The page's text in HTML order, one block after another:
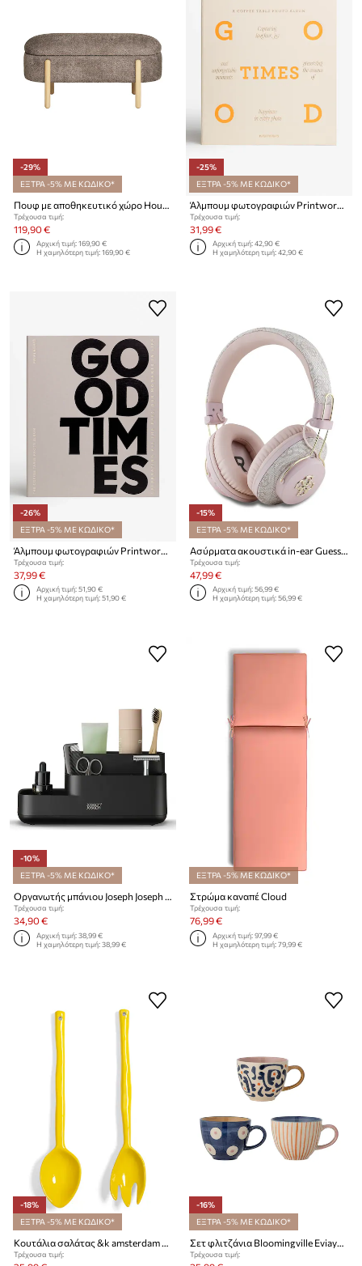
-29%
ΕΞΤΡΑ -5% ΜΕ ΚΩΔΙΚΟ*
Τρέχουσα τιμή:
119,90 €
Αρχική τιμή:169,90 €
Η χαμηλότερη τιμή:169,90 €
-25%
ΕΞΤΡΑ -5% ΜΕ ΚΩΔΙΚΟ*
Τρέχουσα τιμή:
31,99 €
Αρχική τιμή:42,90 €
Η χαμηλότερη τιμή:42,90 €
-26%
ΕΞΤΡΑ -5% ΜΕ ΚΩΔΙΚΟ*
Άλμπουμ φωτογραφιών Printworks Good Times
Τρέχουσα τιμή:
37,99 €
Αρχική τιμή:51,90 €
Η χαμηλότερη τιμή:51,90 €
-15%
ΕΞΤΡΑ -5% ΜΕ ΚΩΔΙΚΟ*
Ασύρματα ακουστικά in-ear Guess Metal 4G Logo
Τρέχουσα τιμή:
47,99 €
Αρχική τιμή:56,99 €
Η χαμηλότερη τιμή:56,99 €
-10%
ΕΞΤΡΑ -5% ΜΕ ΚΩΔΙΚΟ*
Οργανωτής μπάνιου Joseph Joseph EasyStore L
Τρέχουσα τιμή:
34,90 €
Αρχική τιμή:38,99 €
Η χαμηλότερη τιμή:38,99 €
ΕΞΤΡΑ -5% ΜΕ ΚΩΔΙΚΟ*
Στρώμα καναπέ Cloud
Τρέχουσα τιμή:
76,99 €
Αρχική τιμή:97,99 €
Η χαμηλότερη τιμή:79,99 €
-18%
ΕΞΤΡΑ -5% ΜΕ ΚΩΔΙΚΟ*
Τρέχουσα τιμή:
-16%
ΕΞΤΡΑ -5% ΜΕ ΚΩΔΙΚΟ*
Τρέχουσα τιμή: